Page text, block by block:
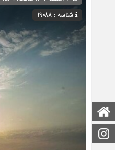
اینستاگرام
شناسه : 19088